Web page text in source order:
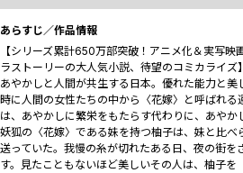
あらすじ／作品情報
【シリーズ累計650万部突破！アニメ化＆実写
ラストーリーの大人気小説、待望のコミカライズ
あやかしと人間が共生する日本。優れた能力と美
時に人間の女性たちの中から〈花嫁〉と呼ばれる
は、あやかしに繁栄をもたらす代わりに、あやか
妖狐の〈花嫁〉である妹を持つ柚子は、妹と比べ
送っていた。我慢の糸が切れたある日、夜の街を
す。見たこともないほど美しいその人は、柚子を